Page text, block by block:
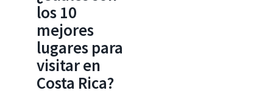
los 10
mejores
lugares para
visitar en
Costa Rica?